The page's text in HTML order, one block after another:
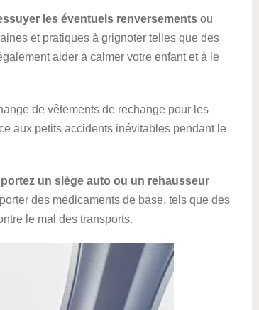
les éventuels renversements ou
et pratiques à grignoter telles que des
aider à calmer votre enfant et à le
de vêtements de rechange pour les
aux petits accidents inévitables pendant le
un siège auto ou un rehausseur
des médicaments de base, tels que des
le mal des transports.